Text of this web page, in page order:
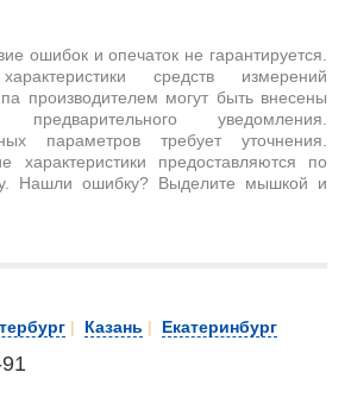
ошибок и опечаток не гарантируется.
средств измерений
производителем могут быть внесены
уведомления.
параметров требует уточнения.
характеристики предоставляются по
Нашли ошибку? Выделите мышкой и
| Казань | Екатеринбург